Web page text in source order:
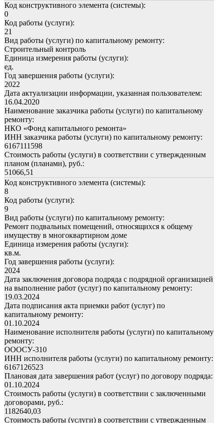
Код конструктивного элемента (системы):
0
Код работы (услуги):
21
Вид работы (услуги) по капитальному ремонту:
Строительный контроль
Единица измерения работы (услуги):
ед.
Год завершения работы (услуги):
2022
Дата актуализации информации, указанная пользователем:
16.04.2020
Наименование заказчика работы (услуги) по капитальному
ремонту:
НКО «Фонд капитального ремонта»
ИНН заказчика работы (услуги) по капитальному ремонту:
6167111598
Стоимость работы (услуги) в соответствии с утвержденным
планом (планами), руб.:
51066,51
Код конструктивного элемента (системы):
8
Код работы (услуги):
9
Вид работы (услуги) по капитальному ремонту:
Ремонт подвальных помещений, относящихся к общему
имуществу в многоквартирном доме
Единица измерения работы (услуги):
кв.м.
Год завершения работы (услуги):
2024
Дата заключения договора подряда с подрядной организацией
на выполнение работ (услуг) по капитальному ремонту:
19.03.2024
Дата подписания акта приемки работ (услуг) по
капитальному ремонту:
01.10.2024
Наименование исполнителя работы (услуги) по капитальному
ремонту:
ОООСУ-310
ИНН исполнителя работы (услуги) по капитальному ремонту:
6167126523
Плановая дата завершения работ (услуг) по договору подряда:
01.10.2024
Стоимость работы (услуги) в соответствии с заключенными
договорами, руб.:
1182640,03
Стоимость работы (услуги) в соответствии с утвержденным